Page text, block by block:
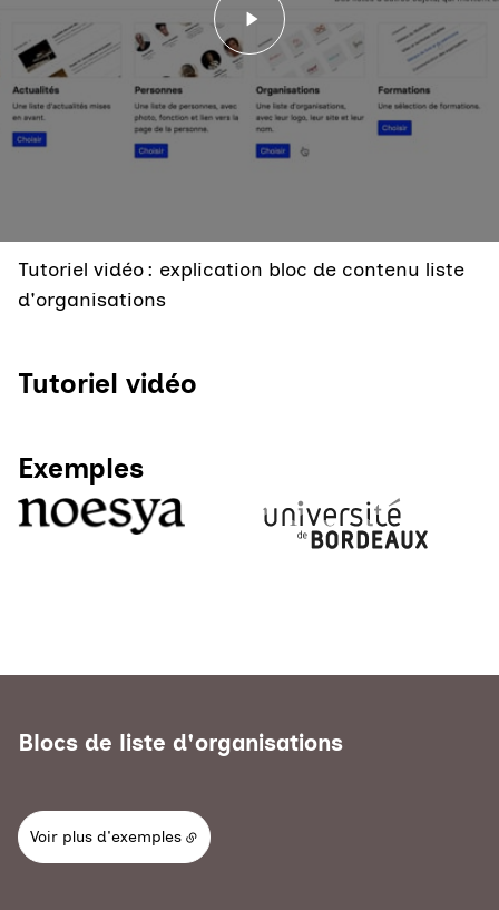
Lancer la vidéo -
Tutoriel vidéo : explication bloc de contenu liste
d'organisations
Tutoriel vidéo
Exemples
Blocs de liste d'organisations
Voir plus d'exemples